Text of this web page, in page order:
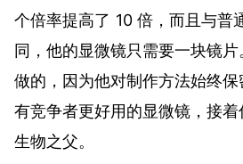
个倍率提高了 10 倍，而且与普
同，他的显微镜只需要一块镜
做的，因为他对制作方法始终
有竞争者更好用的显微镜，接
生物之父。